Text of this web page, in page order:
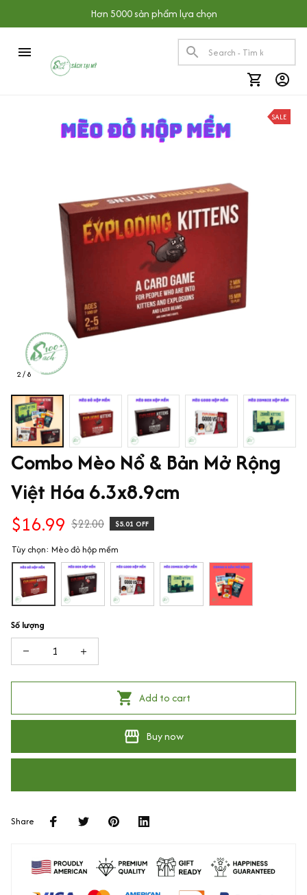
Hơn 5000 sản phẩm lựa chọn
2 / 8
SALE
Combo Mèo Nổ & Bản Mở Rộng
Việt Hóa 6.3x8.9cm
$16.99 $22.00 $5.01 OFF
Tùy chọn: Mèo đỏ hộp mềm
Số lượng
Add to cart
Buy now
Share